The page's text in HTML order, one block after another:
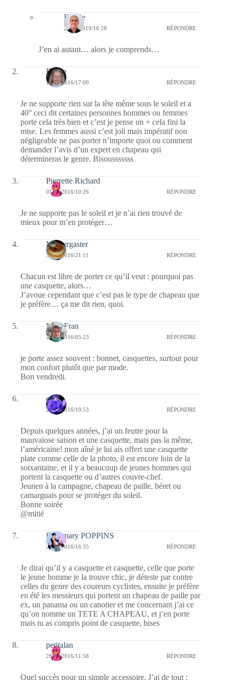
Bernie
25/04/2019/16:28 RÉPONDRE
J’en ai autant… alors je comprends…
Renee
12/05/2016/17:00 RÉPONDRE
Je ne supporte rien sur la tête même sous le soleil et a
40° ceci dit certaines personnes hommes ou femmes
porte cela très bien et c’est je pense un + cela fini la
mise. Les femmes aussi c’est joli mais impératif non
négligeable ne pas porter n’importe quoi ou comment
demander l’avis d’un expert en chapeau qui
détermineras le genre. Bisousssssss
Pierrette Richard
01/05/2016/10:26 RÉPONDRE
Je ne supporte pas le soleil et je n’ai rien trouvé de
mieux pour m’en protéger…
Messergaster
30/04/2016/21:11 RÉPONDRE
Chacun est libre de porter ce qu’il veut : pourquoi pas
une casquette, alors…
J’avoue cependant que c’est pas le type de chapeau que
je préfère… ça me dit rien, quoi.
NanyFran
29/04/2016/05:23 RÉPONDRE
je porte assez souvent : bonnet, casquettes, surtout pour
mon confort plutôt que par mode.
Bon vendredi.
covix
28/04/2016/19:53 RÉPONDRE
Depuis quelques années, j’ai un feutre pour la
mauvaiose saison et une casquette, mais pas la même,
l’américaine! mon aîné je lui ais offert une casquette
plate comme celle de la photo, il est encore loin de la
soixantaine, et il y a beaucoup de jeunes hommes qui
portent la casquette ou d’autres couvre-chef.
Jeunen à la campagne, chapeau de paille, béret ou
camarguais pour se protéger du soleil.
Bonne soirée
@mitié
Fabymary POPPINS
28/04/2016/16:35 RÉPONDRE
Je dirai qu’il y a casquette et casquette, celle que porte
le jeune homme je la trouve chic, je déteste par contre
celles du genre des coureurs cyclistes, ensuite je préfère
en été les messieurs qui portent un chapeau de paille par
ex, un panama ou un canotier et me concernant j’ai ce
qu’on nomme un TETE A CHAPEAU, et j’en porte
mais tu as compris point de casquette, bises
petitalan
28/04/2016/11:58 RÉPONDRE
Quel succès pour un simple accessoire. J’ai de tout :